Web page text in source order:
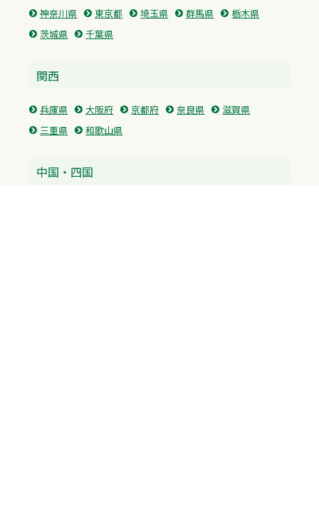
神奈川県 東京都 埼玉県 群馬県
栃木県
茨城県
千葉県
関西
兵庫県 大阪府 京都府 奈良県
滋賀県
三重県
和歌山県
中国・四国